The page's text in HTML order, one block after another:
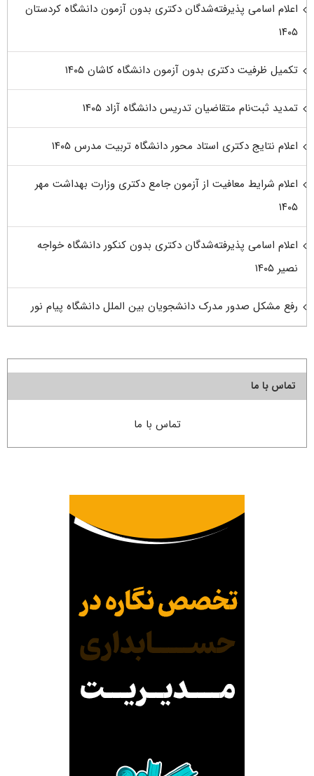
اعلام اسامی پذیرفته‌شدگان دکتری بدون آزمون دانشگاه کردستان
۱۴۰۵
تکمیل ظرفیت دکتری بدون آزمون دانشگاه کاشان ۱۴۰۵
تمدید ثبت‌نام متقاضیان تدریس دانشگاه آزاد ۱۴۰۵
اعلام نتایج دکتری استاد محور دانشگاه تربیت مدرس ۱۴۰۵
اعلام شرایط معافیت از آزمون جامع دکتری وزارت بهداشت مهر
۱۴۰۵
اعلام اسامی پذیرفته‌شدگان دکتری بدون کنکور دانشگاه خواجه
نصیر ۱۴۰۵
رفع مشکل صدور مدرک دانشجویان بین الملل دانشگاه پیام نور
تماس با ما
تماس با ما